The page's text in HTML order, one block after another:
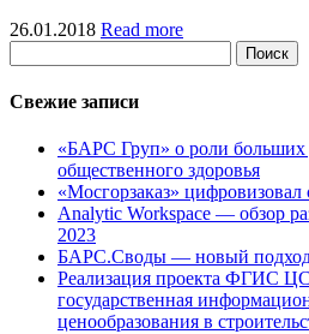
26.01.2018 Read more
Поиск
Свежие записи
«БАРС Груп» о роли больших
общественного здоровья
«Мосгорзаказ»
Analytic Workspace — обзор
2023
БАРС.Своды — новый
Реализация проекта ФГИС ЦС
государственная
ценообразования в